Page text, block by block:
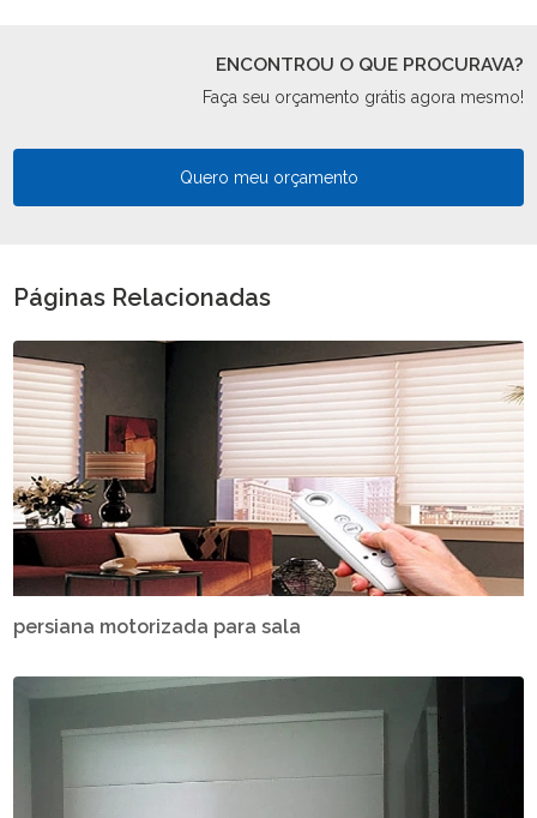
ENCONTROU O QUE PROCURAVA?
Faça seu orçamento grátis agora mesmo!
Quero meu orçamento
Páginas Relacionadas
persiana motorizada para sala